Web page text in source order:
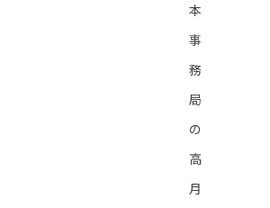
本
事
務
局
の
高
月